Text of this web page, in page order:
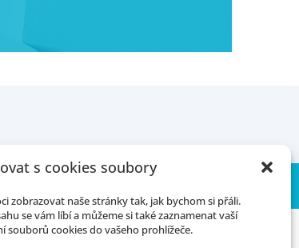
s cookies soubory
zobrazovat naše stránky tak, jak bychom si přáli.
se vám líbí a můžeme si také zaznamenat vaší
souborů cookies do vašeho prohlížeče.